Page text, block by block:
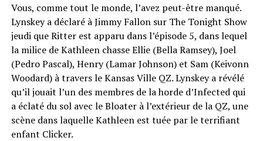
Vous, comme tout le monde, l’avez peut-être manqué.
Lynskey a déclaré à Jimmy Fallon sur The Tonight Show
jeudi que Ritter est apparu dans l’épisode 5, dans lequel
la milice de Kathleen chasse Ellie (Bella Ramsey), Joel
(Pedro Pascal), Henry (Lamar Johnson) et Sam (Keivonn
Woodard) à travers le Kansas Ville QZ. Lynskey a révélé
qu’il jouait l’un des membres de la horde d’Infected qui
a éclaté du sol avec le Bloater à l’extérieur de la QZ, une
scène dans laquelle Kathleen est tuée par le terrifiant
enfant Clicker.